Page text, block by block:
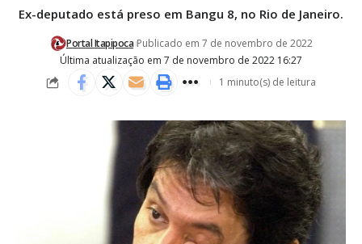
Ex-deputado está preso em Bangu 8, no Rio de Janeiro.
Última atualização em 7 de novembro de 2022 16:27
Portal Itapipoca Publicado em 7 de novembro de 2022
1 minuto(s) de leitura